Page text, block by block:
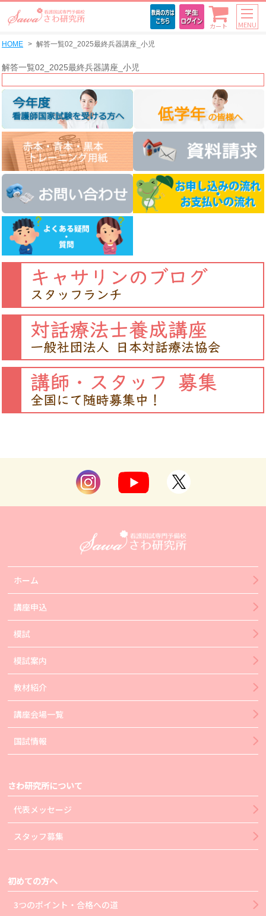
カート MENU
HOME 解答一覧02_2025最終兵器講座_小児
解答一覧02_2025最終兵器講座_小児
ホーム
講座申込
模試
模試案内
教材紹介
講座会場一覧
国試情報
さわ研究所について
代表メッセージ
スタッフ募集
初めての方へ
3つのポイント・合格への道